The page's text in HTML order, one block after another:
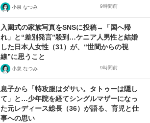
小泉 なつみ 9時間前
入園式の家族写真をSNSに投稿→「国へ帰
れ」と“差別発言”殺到…ケニア人男性と結婚
した日本人女性（31）が、“世間からの視
線”に思うこと
小泉 なつみ 9時間前
息子から「特攻服はダサい。タトゥーは隠し
て」と…少年院を経てシングルマザーになっ
た元レディース総長（36）が語る、育児と仕
事への思い